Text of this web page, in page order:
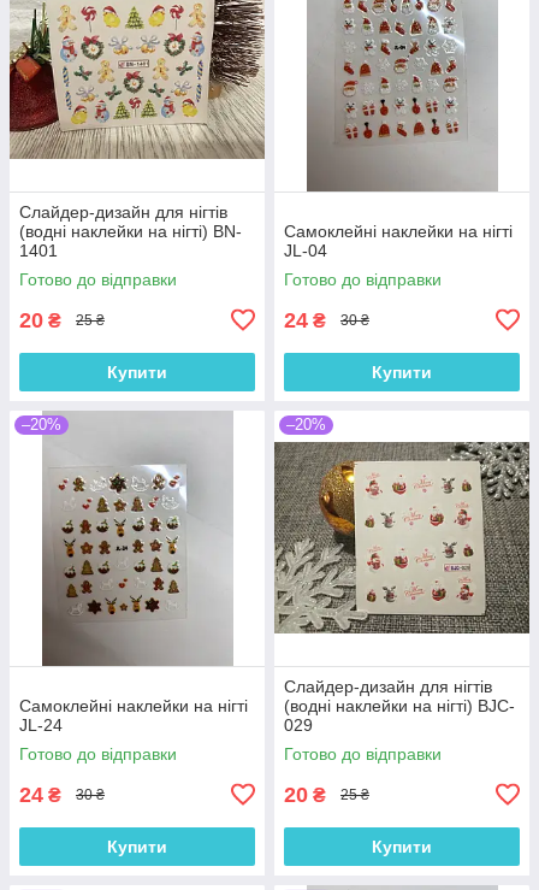
Слайдер-дизайн для нігтів
(водні наклейки на нігті) BN-
1401
Готово до відправки
20 ₴ 25 ₴
Купити
Самоклейні наклейки на нігті
JL-04
Готово до відправки
24 ₴ 30 ₴
Купити
–20%
Самоклейні наклейки на нігті
JL-24
Готово до відправки
24 ₴ 30 ₴
Купити
–20%
Слайдер-дизайн для нігтів
(водні наклейки на нігті) BJC-
029
Готово до відправки
20 ₴ 25 ₴
Купити